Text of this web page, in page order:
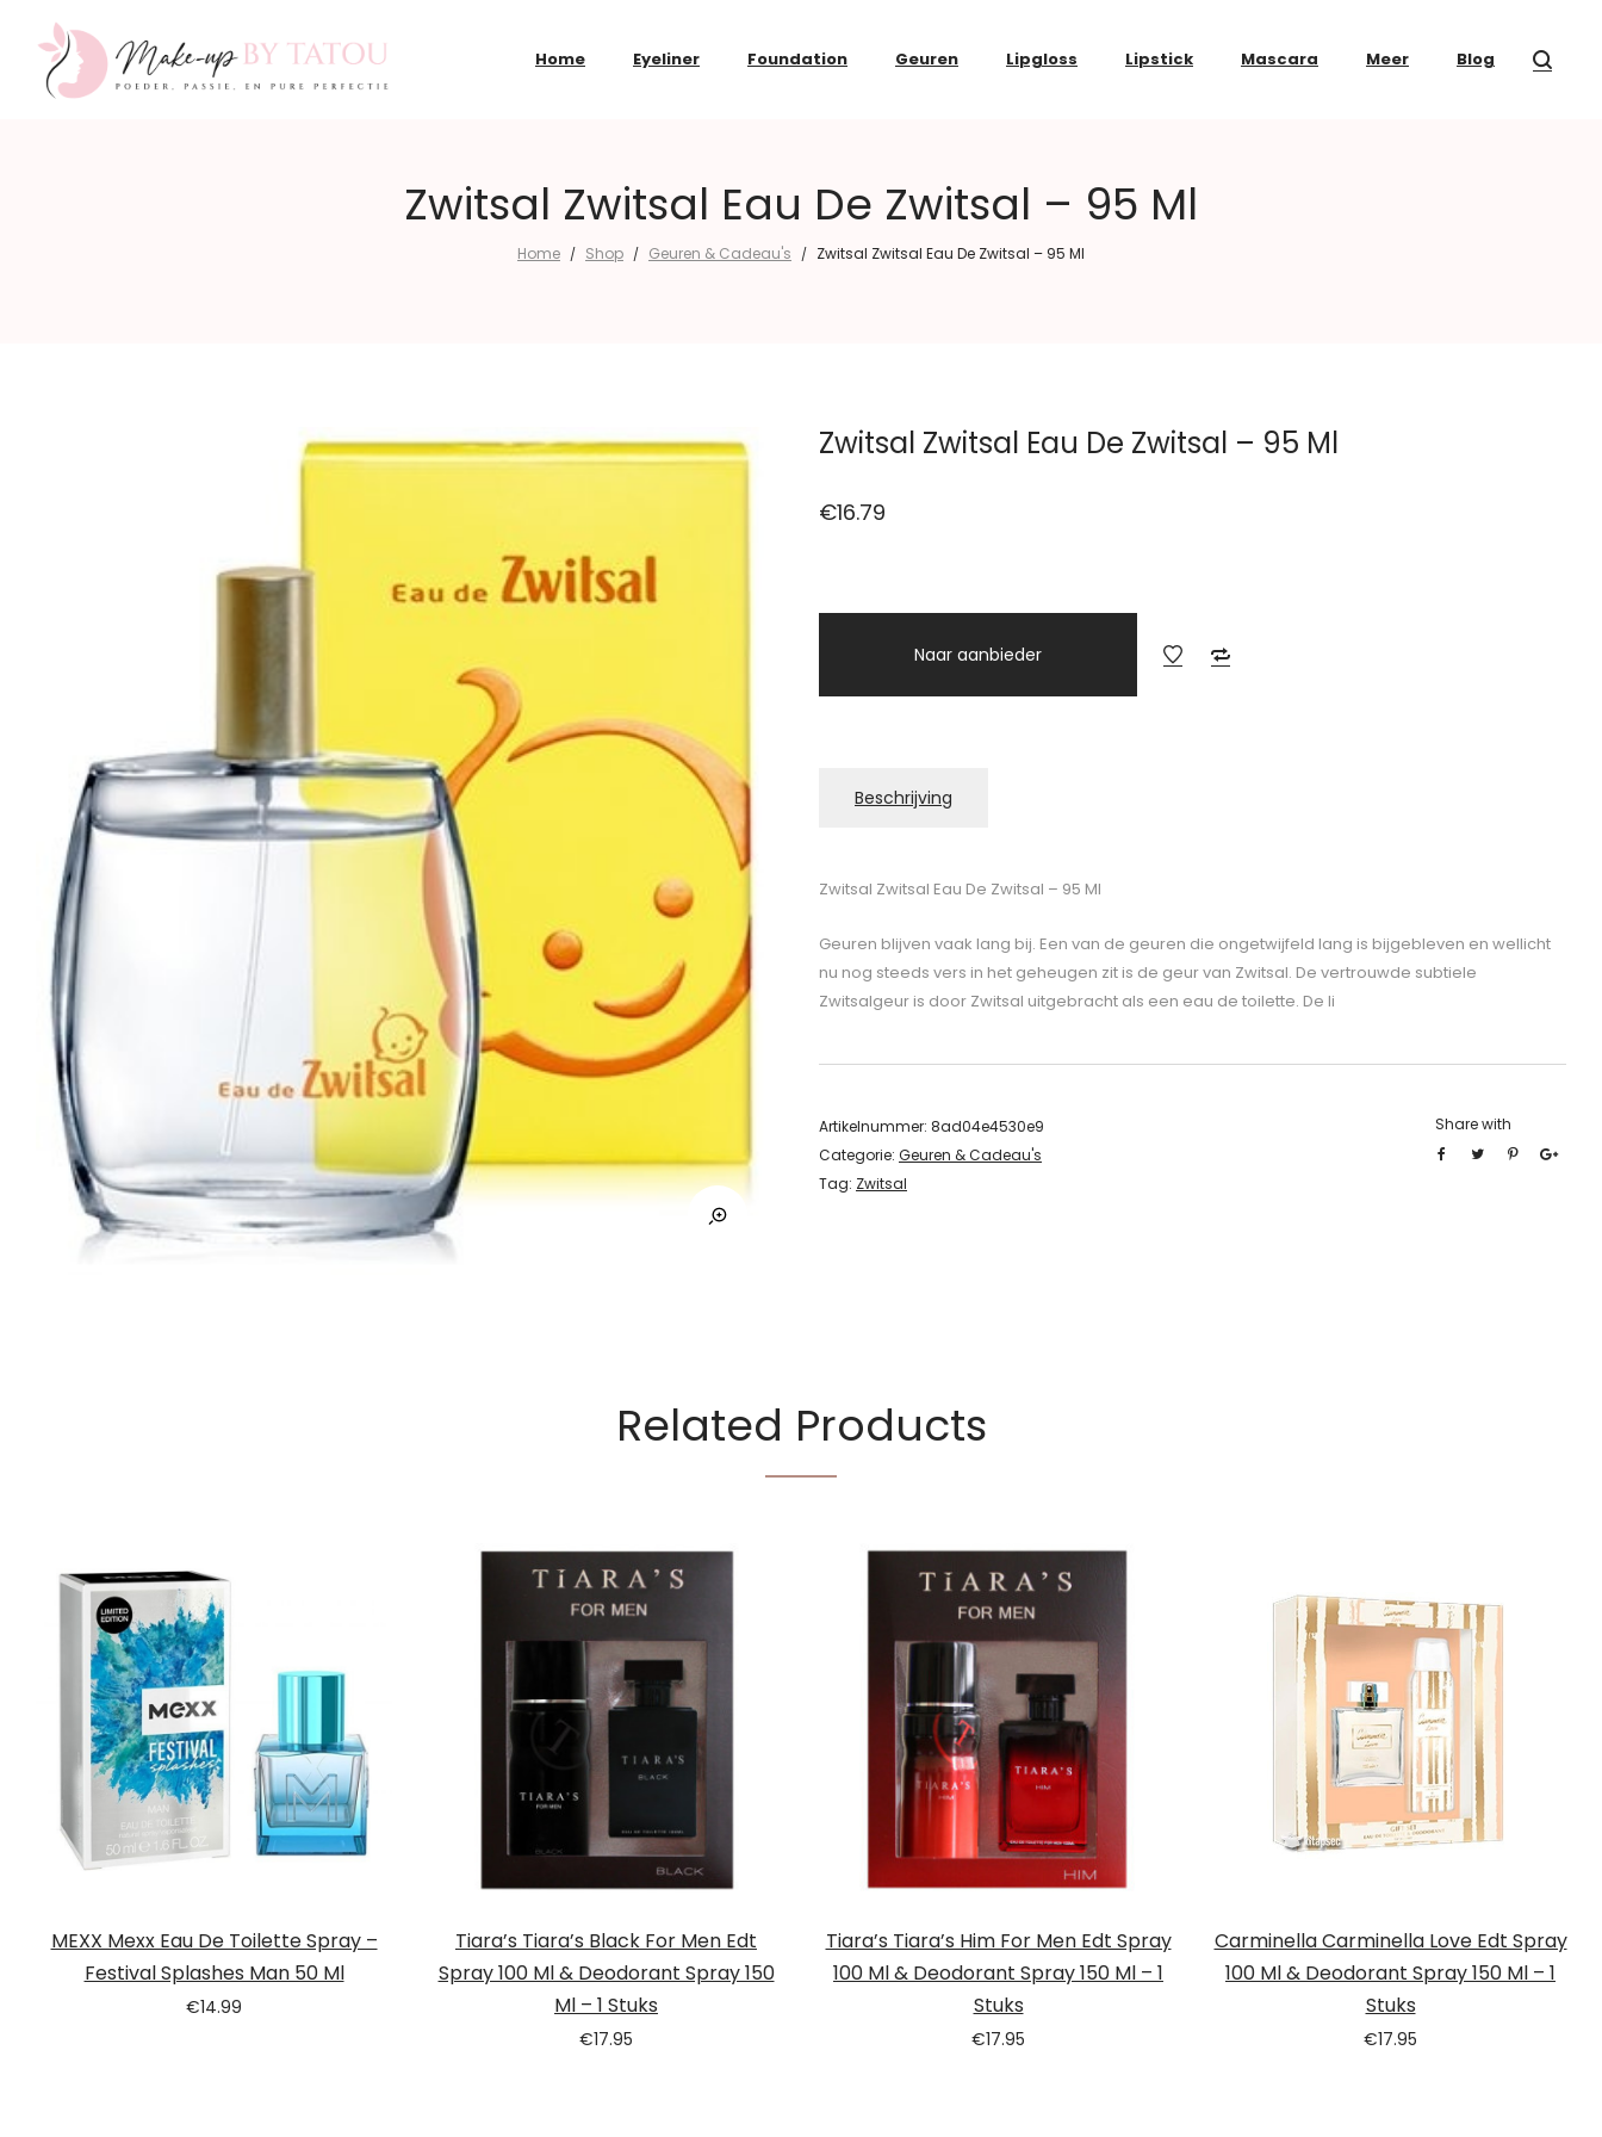
Home Eyeliner Foundation Geuren Lipgloss Lipstick Mascara Meer Blog
Zwitsal Zwitsal Eau De Zwitsal – 95 Ml
Home / Shop / Geuren & Cadeau's / Zwitsal Zwitsal Eau De Zwitsal – 95 Ml
Zwitsal Zwitsal Eau De Zwitsal – 95 Ml
€16.79
Naar aanbieder
Beschrijving
Zwitsal Zwitsal Eau De Zwitsal – 95 Ml
Geuren blijven vaak lang bij. Een van de geuren die ongetwijfeld lang is bijgebleven en wellicht
nu nog steeds vers in het geheugen zit is de geur van Zwitsal. De vertrouwde subtiele
Zwitsalgeur is door Zwitsal uitgebracht als een eau de toilette. De li
Artikelnummer: 8ad04e4530e9
Categorie: Geuren & Cadeau's
Tag: Zwitsal
Share with
Related Products
MEXX Mexx Eau De Toilette Spray –
Festival Splashes Man 50 Ml
€14.99
Tiara’s Tiara’s Black For Men Edt
Spray 100 Ml & Deodorant Spray 150
Ml – 1 Stuks
€17.95
Tiara’s Tiara’s Him For Men Edt Spray
100 Ml & Deodorant Spray 150 Ml – 1
Stuks
€17.95
Carminella Carminella Love Edt Spray
100 Ml & Deodorant Spray 150 Ml – 1
Stuks
€17.95